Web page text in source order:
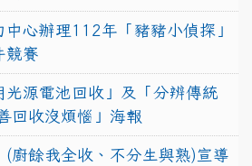
心辦理112年「豬豬小偵探」
競賽
光源電池回收」及「分辨傳統
回收沒煩惱」海報
(廚餘我全收、不分生與熟)宣導